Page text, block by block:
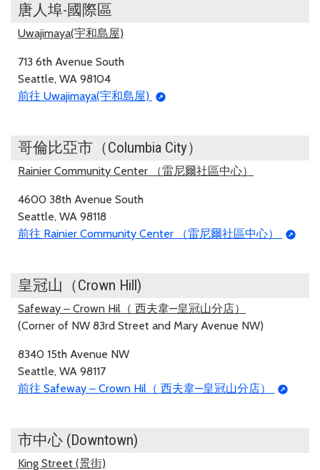
唐人埠-國際區
Uwajimaya(宇和島屋)
713 6th Avenue South
Seattle, WA 98104
前往 Uwajimaya(宇和島屋)
哥倫比亞市（Columbia City）
Rainier Community Center （雷尼爾社區中心）
4600 38th Avenue South
Seattle, WA 98118
前往 Rainier Community Center （雷尼爾社區中心）
皇冠山（Crown Hill)
Safeway ‒ Crown Hil（ 西夫韋—皇冠山分店）
(Corner of NW 83rd Street and Mary Avenue NW)
8340 15th Avenue NW
Seattle, WA 98117
前往 Safeway ‒ Crown Hil（ 西夫韋—皇冠山分店）
市中心 (Downtown)
King Street (景街)